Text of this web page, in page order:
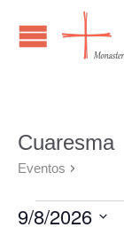
Cuaresma
Eventos
Eventos
9/8/2026